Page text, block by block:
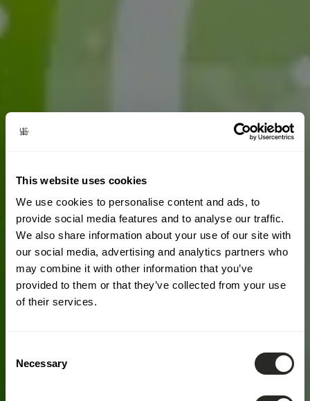
This website uses cookies
We use cookies to personalise content and ads, to
provide social media features and to analyse our traffic.
We also share information about your use of our site with
our social media, advertising and analytics partners who
may combine it with other information that you’ve
provided to them or that they’ve collected from your use
of their services.
Selection
Necessary